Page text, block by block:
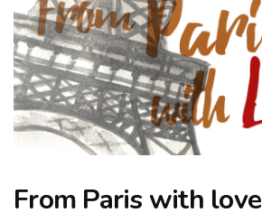
From Paris with love